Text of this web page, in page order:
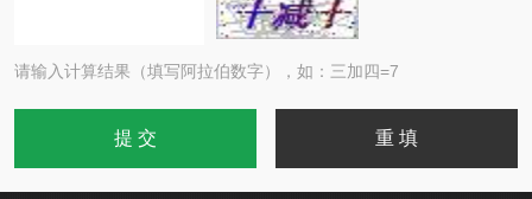
请输入计算结果（填写阿拉伯数字），如：三加四=7